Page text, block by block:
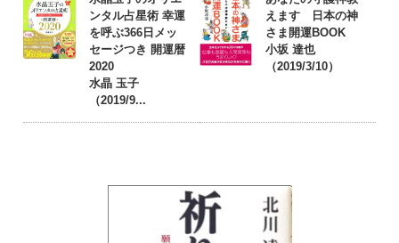
ンタル占星術 幸運
を呼ぶ366日メッ
セージつき 開運暦
2020
水晶 玉子
（2019/9...
えます 日本の神
さま開運BOOK
小坂 達也
（2019/3/10）